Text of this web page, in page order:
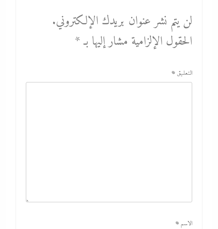
لن يتم نشر عنوان بريدك الإلكتروني.
الحقول الإلزامية مشار إليها بـ*
التعليق *
الاسم *